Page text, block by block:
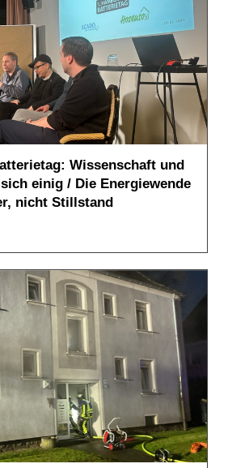
Wissenschaft und
einig / Die Energiewende
nicht Stillstand